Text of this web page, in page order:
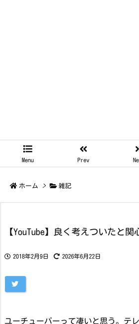
Menu Prev
ホーム > 雑記
【YouTube】良く考えついたと
2018年2月9日 2026年6月22日
ユーチューバーって凄いと思う。テ